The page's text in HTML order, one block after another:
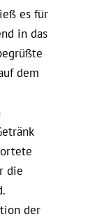
es für
in das
dem
die
der